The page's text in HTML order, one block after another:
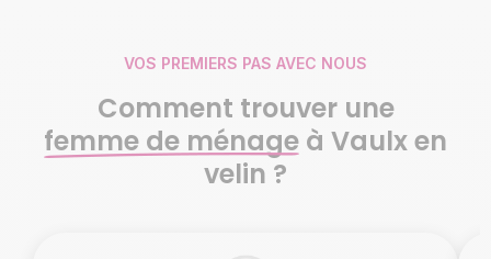
VOS PREMIERS PAS AVEC NOUS
Comment trouver une
femme de ménage à Vaulx en
velin ?